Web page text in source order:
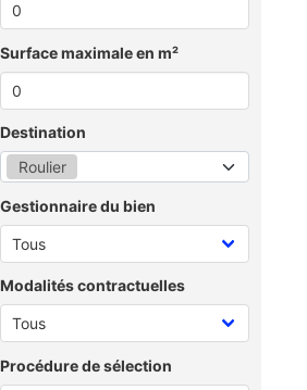
Surface maximale en m²
Destination
Roulier
Gestionnaire du bien
Modalités contractuelles
Procédure de sélection